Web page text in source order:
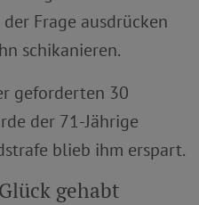
Frage ausdrücken
schikanieren.
geforderten 30
der 71-Jährige
blieb ihm erspart.
gehabt